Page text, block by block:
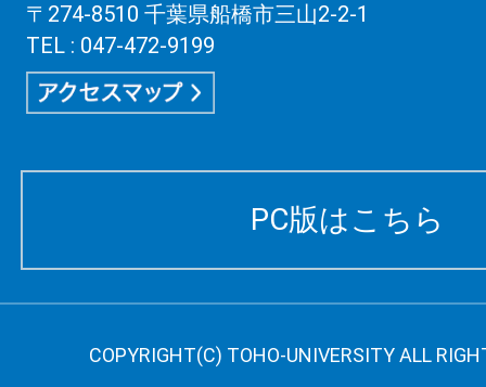
〒274-8510 千葉県船橋市三山2-2-1
TEL : 047-472-9199
PC版はこちら
COPYRIGHT(C) TOHO-UNIVERSITY ALL